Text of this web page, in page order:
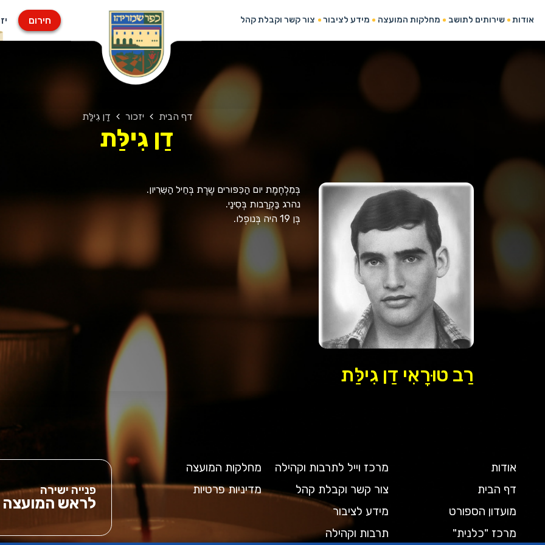
אודות שירותים לתושב מחלקות המועצה מידע לציבור צור קשר וקבלת קהל חירום
דף הבית יזכור דַן גִילַּת
דַן גִילַּת
רַב טוּרָאִי דַן גִילַּת
בְּמִלְחֶמֶת יום הַכִּפּורים שֶרֶת בְּחֵיל הַשִּרִיון.
נהרג בַּקְרַבות בְּסִינַי.
בְּן 19 היה בְּנופְלו.
אודות
דף הבית
מועדון הספורט
מרכז "כלנית"
מרכז וייל לתרבות וקהילה
צור קשר וקבלת קהל
מידע לציבור
תרבות וקהילה
מחלקות המועצה
מדיניות פרטיות
פנייה ישירה
לראש המועצה